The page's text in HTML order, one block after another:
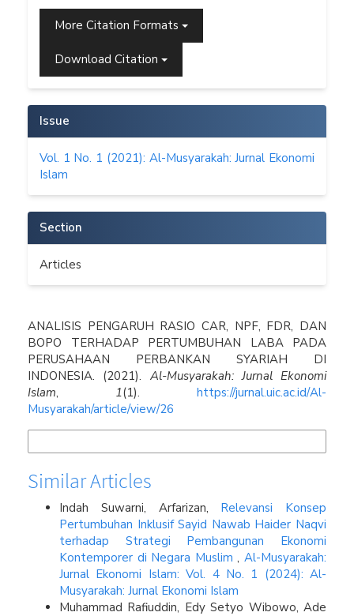
More Citation Formats
Download Citation
Issue
Vol. 1 No. 1 (2021): Al-Musyarakah: Jurnal Ekonomi
Islam
Section
Articles
ANALISIS PENGARUH RASIO CAR, NPF, FDR, DAN
BOPO TERHADAP PERTUMBUHAN LABA PADA
PERUSAHAAN PERBANKAN SYARIAH DI
INDONESIA. (2021). Al-Musyarakah: Jurnal Ekonomi
Islam, 1(1). https://jurnal.uic.ac.id/Al-
Musyarakah/article/view/26
Similar Articles
Indah Suwarni, Arfarizan, Relevansi Konsep
Pertumbuhan Inklusif Sayid Nawab Haider Naqvi
terhadap Strategi Pembangunan Ekonomi
Kontemporer di Negara Muslim,Al-Musyarakah:
Jurnal Ekonomi Islam: Vol. 4 No. 1 (2024): Al-
Musyarakah: Jurnal Ekonomi Islam
Muhammad Rafiuddin, Edy Setyo Wibowo, Ade